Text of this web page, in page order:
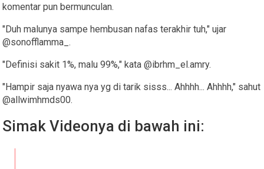
komentar pun bermunculan.
"Duh malunya sampe hembusan nafas terakhir tuh," ujar
@sonofflamma_.
"Definisi sakit 1%, malu 99%," kata @ibrhm_el.amry.
"Hampir saja nyawa nya yg di tarik sisss... Ahhhh... Ahhhh," sahut
@allwimhmds00.
Simak Videonya di bawah ini: